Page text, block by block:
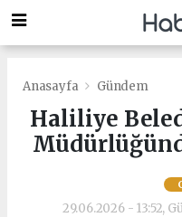
Anasayfa Gündem
Haliliye
29.06.2026 - 13:52,